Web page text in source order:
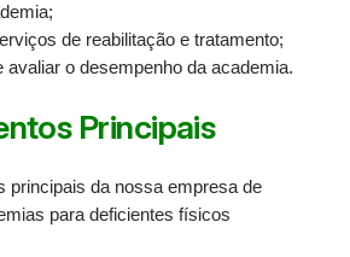
de reabilitação e tratamento;
avaliar o desempenho da academia.
Principais
principais da nossa empresa de
para deficientes físicos